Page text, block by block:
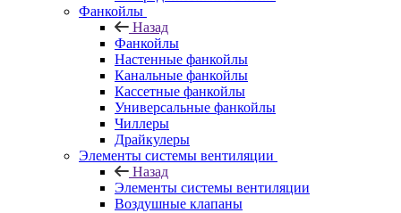
Фанкойлы
Назад
Фанкойлы
Настенные фанкойлы
Канальные фанкойлы
Кассетные фанкойлы
Универсальные фанкойлы
Чиллеры
Драйкулеры
Элементы системы вентиляции
Назад
Элементы системы вентиляции
Воздушные клапаны